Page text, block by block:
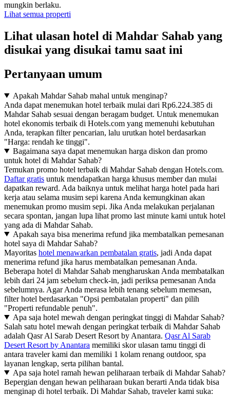
mungkin berlaku.
Lihat semua properti
Lihat ulasan hotel di Mahdar Sahab yang
disukai yang disukai tamu saat ini
Pertanyaan umum
Apakah Mahdar Sahab mahal untuk menginap?
Anda dapat menemukan hotel terbaik mulai dari Rp6.224.385 di
Mahdar Sahab sesuai dengan beragam budget. Untuk menemukan
hotel ekonomis terbaik di Hotels.com yang memenuhi kebutuhan
Anda, terapkan filter pencarian, lalu urutkan hotel berdasarkan
"Harga: rendah ke tinggi".
Bagaimana saya dapat menemukan harga diskon dan promo
untuk hotel di Mahdar Sahab?
Temukan promo hotel terbaik di Mahdar Sahab dengan Hotels.com.
Daftar gratis untuk mendapatkan harga khusus member dan mulai
dapatkan reward. Ada baiknya untuk melihat harga hotel pada hari
kerja atau selama musim sepi karena Anda kemungkinan akan
menemukan promo musim sepi. Jika Anda melakukan perjalanan
secara spontan, jangan lupa lihat promo last minute kami untuk hotel
yang ada di Mahdar Sahab.
Apakah saya bisa menerima refund jika membatalkan pemesanan
hotel saya di Mahdar Sahab?
Mayoritas hotel menawarkan pembatalan gratis, jadi Anda dapat
menerima refund jika harus membatalkan pemesanan Anda.
Beberapa hotel di Mahdar Sahab mengharuskan Anda membatalkan
lebih dari 24 jam sebelum check-in, jadi periksa pemesanan Anda
sebelumnya. Agar Anda merasa lebih tenang sebelum memesan,
filter hotel berdasarkan "Opsi pembatalan properti" dan pilih
"Properti refundable penuh".
Apa saja hotel mewah dengan peringkat tinggi di Mahdar Sahab?
Salah satu hotel mewah dengan peringkat terbaik di Mahdar Sahab
adalah Qasr Al Sarab Desert Resort by Anantara. Qasr Al Sarab
Desert Resort by Anantara memiliki skor ulasan tamu tinggi di
antara traveler kami dan memiliki 1 kolam renang outdoor, spa
layanan lengkap, serta pilihan bantal.
Apa saja hotel ramah hewan peliharaan terbaik di Mahdar Sahab?
Bepergian dengan hewan peliharaan bukan berarti Anda tidak bisa
menginap di hotel terbaik. Di Mahdar Sahab, traveler kami suka: